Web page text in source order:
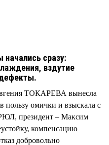
сразу:
вздутие
ТОКАРЕВА вынесла
омички и взыскала с
президент – Максим
компенсацию
добровольно